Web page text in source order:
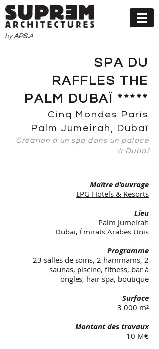
byAPS.A
SPA DU
RAFFLES THE
PALM DUBAÏ *****
Cinq Mondes Paris
Palm Jumeirah, Dubaï
Création d'un spa dans un palace
à Dubaï
Maître d’ouvrage
EPG Hotels & Resorts
Lieu
Palm Jumeirah
Dubaï, Émirats Arabes Unis
Programme
23 salles de soins, 2 hammams, 2
saunas, piscine, fitness, bar à
ongles, hair spa, boutique
Surface
3 000 m²
Montant des travaux
10 M€